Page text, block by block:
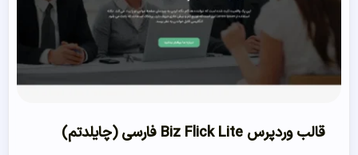
قالب وردپرس Biz Flick Lite فارسی (چایلدتم)